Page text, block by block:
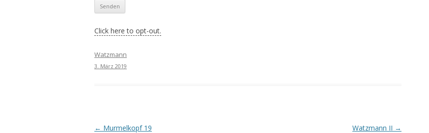
Click here to opt-out.
Watzmann
3. März 2019
Beitrags-
← Murmelkopf 19 Watzmann II →